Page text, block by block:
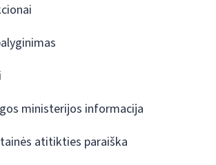
ministerijos informacija
atitikties paraiška